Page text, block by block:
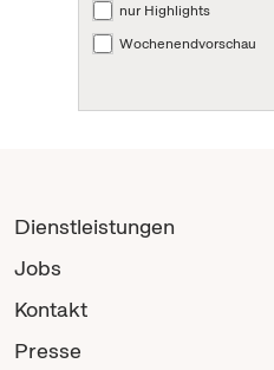
nur Highlights
Wochenendvorschau
Dienstleistungen
Jobs
Kontakt
Presse